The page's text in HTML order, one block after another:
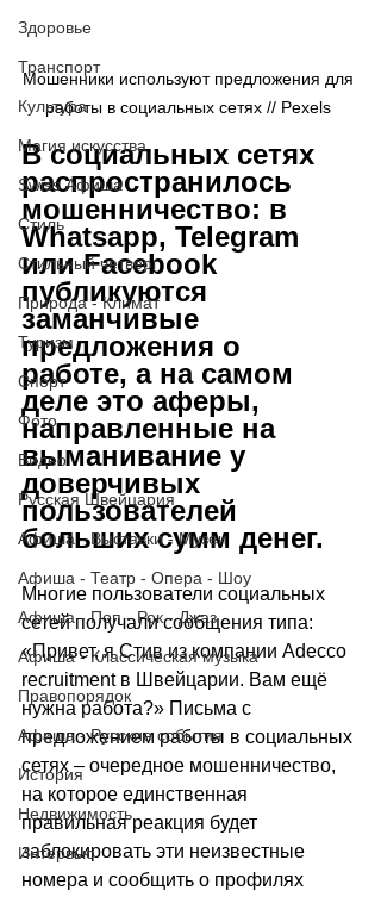
Здоровье
Транспорт
Культура
Магия искусства
Swiss Афиша
Стиль
Стильный четверг
Природа - Климат
Туризм
Спорт
Фото
Видео
Русская Швейцария
Афиша - Выставки - Музеи
Афиша - Театр - Опера - Шоу
Афиша - Поп - Рок - Джаз
Афиша - Классическая музыка
Правопорядок
Афиша - Русские события
История
Недвижимость
Интервью
Мошенники используют предложения для
работы в социальных сетях // Pexels
В социальных сетях
распространилось
мошенничество: в
Whatsapp, Telegram
или Facebook
публикуются
заманчивые
предложения о
работе, а на самом
деле это аферы,
направленные на
выманивание у
доверчивых
пользователей
больших сумм денег.
Многие пользователи социальных
сетей получали сообщения типа:
«Привет, я Стив из компании Adecco
recruitment в Швейцарии. Вам ещё
нужна работа?» Письма с
предложением работы в социальных
сетях – очередное мошенничество,
на которое единственная
правильная реакция будет
заблокировать эти неизвестные
номера и сообщить о профилях